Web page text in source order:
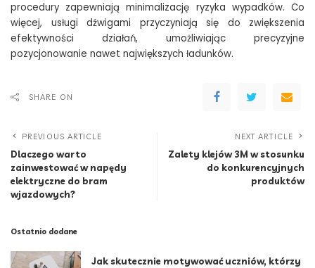
procedury zapewniają minimalizację ryzyka wypadków. Co
więcej, usługi dźwigami przyczyniają się do zwiększenia
efektywności działań, umożliwiając precyzyjne
pozycjonowanie nawet największych ładunków.
SHARE ON
PREVIOUS ARTICLE
Dlaczego warto
zainwestować w napędy
elektryczne do bram
wjazdowych?
NEXT ARTICLE
Zalety klejów 3M w stosunku
do konkurencyjnych
produktów
Ostatnio dodane
Jak skutecznie motywować uczniów, którzy